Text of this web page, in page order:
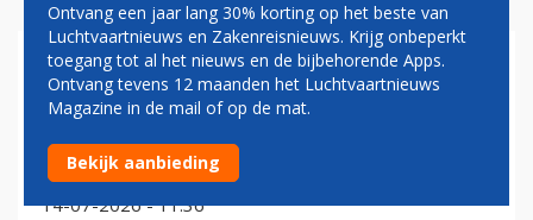
DUSSELDORF AIRPORT
Mallorca en Antalya topbestemmingen deze zomer
vanaf Düsseldorf Airport
14-07-2026 - 11:36
Ontvang een jaar lang 30% korting op het beste van
Luchtvaartnieuws en Zakenreisnieuws. Krijg onbeperkt
toegang tot al het nieuws en de bijbehorende Apps.
Ontvang tevens 12 maanden het Luchtvaartnieuws
Magazine in de mail of op de mat.
Bekijk aanbieding